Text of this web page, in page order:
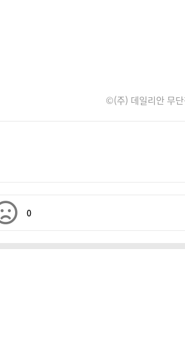
©(주) 데일리안 무
0